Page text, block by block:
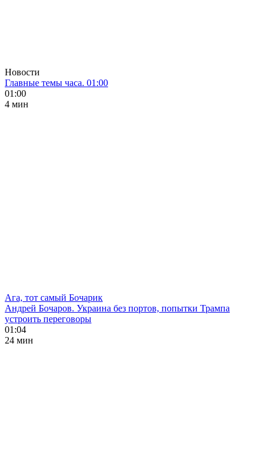
Новости
Главные темы часа. 01:00
01:00
4 мин
Ага, тот самый Бочарик
Андрей Бочаров. Украина без портов, попытки Трампа
устроить переговоры
01:04
24 мин